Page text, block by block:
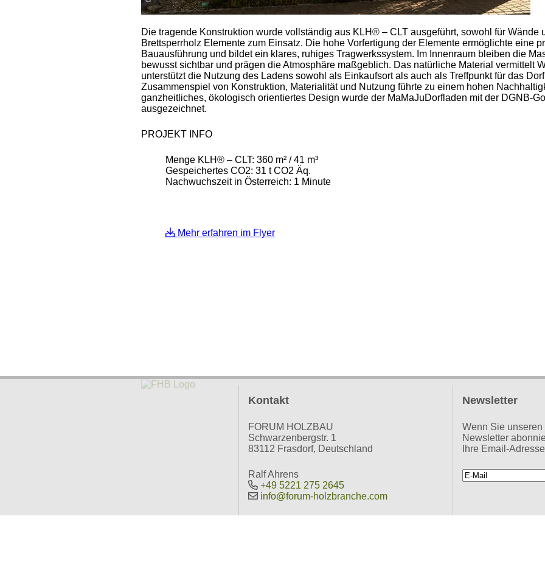
Die tragende Konstruktion wurde vollständig aus KLH® – CLT ausgeführt, sowohl für Wände
Brettsperrholz Elemente zum Einsatz. Die hohe Vorfertigung der Elemente ermöglichte eine
Bauausführung und bildet ein klares, ruhiges Tragwerkssystem. Im Innenraum bleiben die
bewusst sichtbar und prägen die Atmosphäre maßgeblich. Das natürliche Material vermittelt
unterstützt die Nutzung des Ladens sowohl als Einkaufsort als auch als Treffpunkt für das
Zusammenspiel von Konstruktion, Materialität und Nutzung führte zu einem hohen
ganzheitliches, ökologisch orientiertes Design wurde der MaMaJuDorfladen mit der DGNB-
ausgezeichnet.
PROJEKT INFO
Menge KLH® – CLT: 360 m² / 41 m³
Gespeichertes CO2: 31 t CO2 Äq.
Nachwuchszeit in Österreich: 1 Minute
Mehr erfahren im Flyer
Kontakt
FORUM HOLZBAU
Schwarzenbergstr. 1
83112 Frasdorf, Deutschland
Ralf Ahrens
+49 5221 275 2645
info@forum-holzbranche.com
Newsletter
Wenn Sie
Newsletter
Ihre Email-